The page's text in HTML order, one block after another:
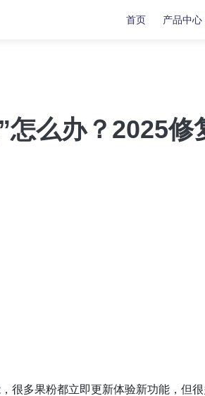
首页 产品中心
怎么办？2025修
很多果粉都立即更新体验新功能，但